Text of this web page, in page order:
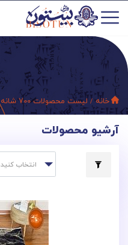
خانه لیست محصولات 700 شانه برجسته 8 رنگ
آرشیو محصولات
انتخاب کنید